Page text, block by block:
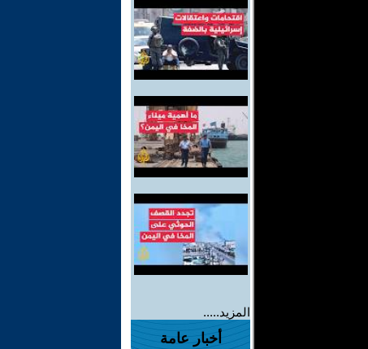
المزيد.....
أخبار عامة